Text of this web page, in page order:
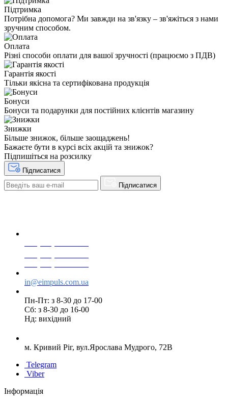
Підтримка
Потрібна допомога? Ми завжди на зв'язку – зв'яжіться з нами
зручним способом.
Оплата
Різні способи оплати для вашої зручності (працюємо з ПДВ)
Гарантія якості
Тільки якісна та сертифікована продукція
Бонуси
Бонуси та подарунки для постійних клієнтів магазину
Знижки
Більше знижок, більше заощаджень!
Бажаєте бути в курсі всіх акцій та знижок?
Підпишіться на розсилку
Підписатися
Підписатися
in@eimpuls.com.ua
Пн-Пт: з 8-30 до 17-00
Сб: з 8-30 до 16-00
Нд: вихідний
м. Кривий Ріг, вул.Ярослава Мудрого, 72В
Telegram
Viber
Інформація